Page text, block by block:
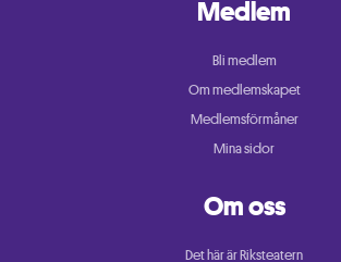
Medlem
Bli medlem
Om medlemskapet
Medlemsförmåner
Mina sidor
Om oss
Det här är Riksteatern